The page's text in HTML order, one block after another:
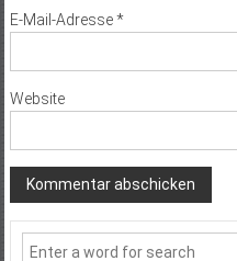
E-Mail-Adresse*
Website